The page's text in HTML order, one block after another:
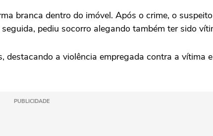
branca dentro do imóvel. Após o crime, o
pediu socorro alegando também ter sido
destacando a violência empregada contra a vítima
PUBLICIDADE